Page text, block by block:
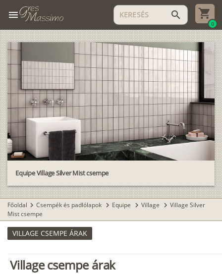
menu search
0
Equipe Village Silver Mist csempe
Főoldal chevron_right Csempék és padlólapok chevron_right Equipe chevron_right Village chevron_right Village Silver
Mist csempe
VILLAGE CSEMPE ÁRAK
Village csempe árak